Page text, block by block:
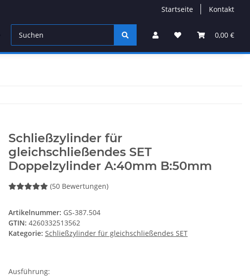
Startseite Kontakt
0,00 €
Möbelbeschlag Rollladentechnik
Schließzylinder für
gleichschließendes SET
Doppelzylinder A:40mm B:50mm
(50 Bewertungen)
Artikelnummer: GS-387.504
GTIN: 4260332513562
Kategorie: Schließzylinder für gleichschließendes SET
Ausführung: